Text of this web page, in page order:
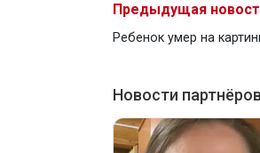
Предыдущая
Ребенок умер на